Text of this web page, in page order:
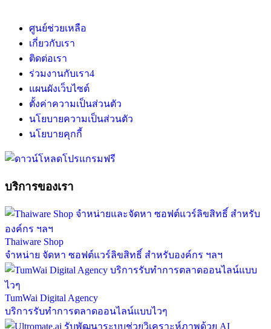
ศูนย์ช่วยเหลือ
เกี่ยวกับเรา
ติดต่อเรา
ร่วมงานกับเรา4
แผนผังเว็บไซต์
ตั้งค่าความเป็นส่วนตัว
นโยบายความเป็นส่วนตัว
นโยบายคุกกี้
บริการของเรา
Thaiware Shop
จำหน่าย จัดหา ซอฟต์แวร์ลิขสิทธิ์ สำหรับองค์กร ฯลฯ
TumWai Digital Agency
บริการรับทำการตลาดออนไลน์แบบไวๆ